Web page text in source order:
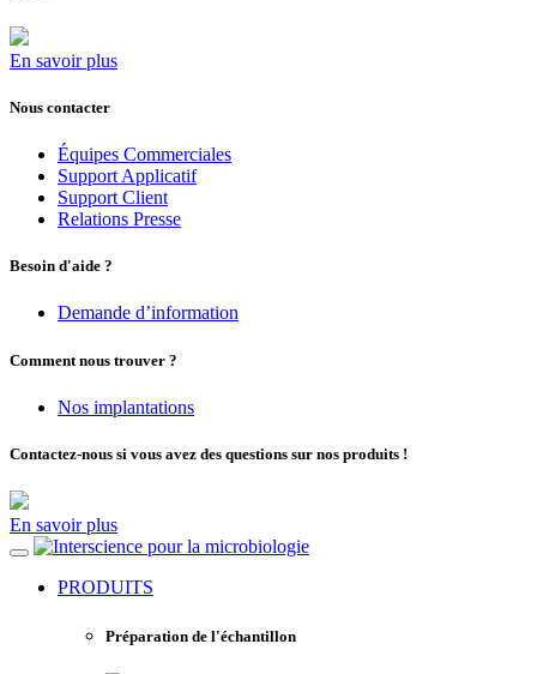
En savoir plus
Nous contacter
Équipes Commerciales
Support Applicatif
Support Client
Relations Presse
Besoin d'aide ?
Demande d’information
Comment nous trouver ?
Nos implantations
Contactez-nous si vous avez des questions sur nos produits !
En savoir plus
pour la microbiologie
PRODUITS
Préparation de l'échantillon